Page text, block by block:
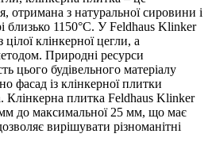
отримана з натуральної сировини і
близько 1150°C. У Feldhaus Klinker
клінкерної цегли, а
Природні ресурси
цього будівельного матеріалу
фасад із клінкерної плитки
Клінкерна плитка Feldhaus Klinker
до максимальної 25 мм, що має
вирішувати різноманітні